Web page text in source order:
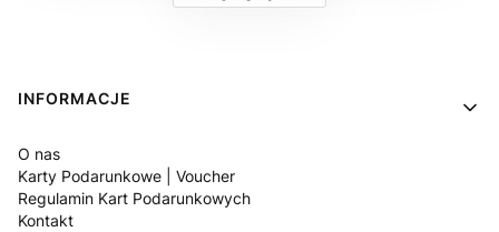
Linki w stopce
INFORMACJE
O nas
Karty Podarunkowe | Voucher
Regulamin Kart Podarunkowych
Kontakt